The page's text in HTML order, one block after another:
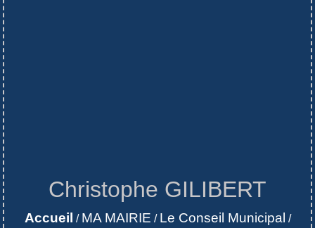
Christophe GILIBERT
Accueil / MA MAIRIE / Le Conseil Municipal /